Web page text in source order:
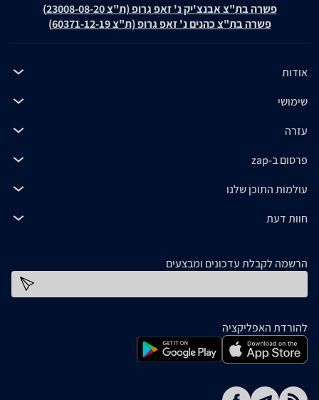
פשרה בת"צ אבנצ'יק נ' זאפ גרופ (ת"צ 23008-08-20)
פשרה בת"צ כהנים נ' זאפ גרופ (ת"צ 60371-12-19)
אודות
שימושי
עזרה
פרסום ב-zap
עולמות התוכן שלנו
חוות דעת
הרשמה לקבלת עדכונים ומבצעים
להורדת האפליקציה